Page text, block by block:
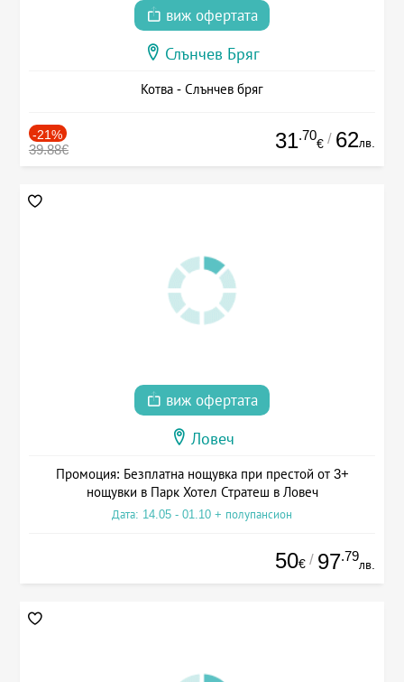
виж офертата
Слънчев Бряг
Котва - Слънчев бряг
-21%
39.88€ 31.70
€ / 62лв.
виж офертата
Ловеч
Промоция: Безплатна нощувка при престой от 3+
нощувки в Парк Хотел Стратеш в Ловеч
Дата: 14.05 - 01.10 + полупансион
50€ / 97.79
лв.